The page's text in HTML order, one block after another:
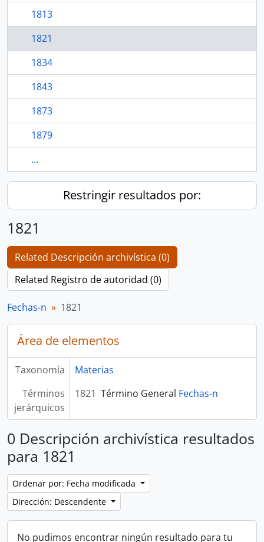
1813
1821
1834
1843
1873
1879
...
Restringir resultados por:
1821
Related Descripción archivística (0)
Related Registro de autoridad (0)
Fechas-n 1821
Área de elementos
Taxonomía
Materias
Términos
jerárquicos
1821 Término General Fechas-n
0 Descripción archivística resultados
para 1821
Ordenar por: Fecha modificada
Dirección: Descendente
No pudimos encontrar ningún resultado para tu